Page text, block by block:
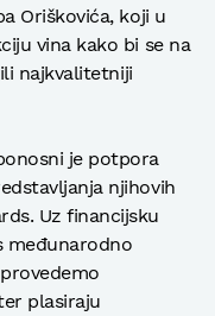
Oriškovića, koji u
vina kako bi se na
najkvalitetniji
je potpora
njihovih
Uz financijsku
međunarodno
plasiraju